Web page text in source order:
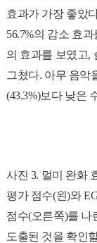
효과가 가장 좋았
56.7%의 감소 효
의 효과를 보였고,
그쳤다. 아무 음악
(43.3%)보다 낮은
사진 3. 멀미 완화
평가 점수(왼)와
점수(오른쪽)를 나
도출된 것을 확인